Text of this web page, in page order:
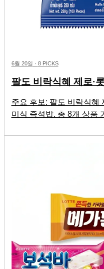
6월 20일 · 8 PICKS
팔도 비락식혜 제로·
주요 후보: 팔도 비락식혜
미식 즉석밥. 총 8개 상품